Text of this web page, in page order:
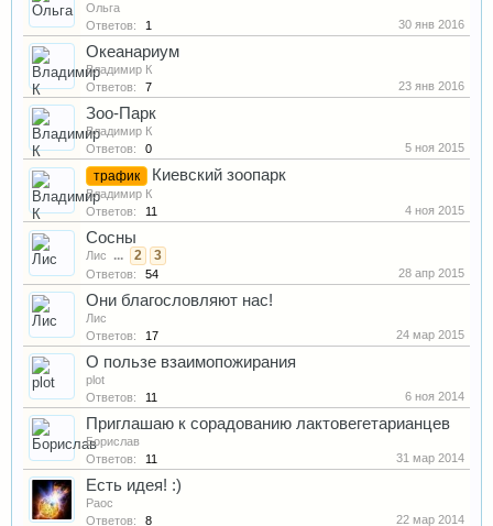
Ольга
Ответов:
1 30 янв 2016
Океанариум
Владимир К
Ответов:
7 23 янв 2016
Зоо-Парк
Владимир К
Ответов:
0 5 ноя 2015
трафик Киевский зоопарк
Владимир К
Ответов:
11 4 ноя 2015
Сосны
Лис ... 2 3
Ответов: 54 28 апр 2015
Они благословляют нас!
Лис
Ответов:
17 24 мар 2015
О пользе взаимопожирания
plot
Ответов:
11 6 ноя 2014
Приглашаю к сорадованию лактовегетарианцев
Борислав
Ответов:
11 31 мар 2014
Есть идея! :)
Раос
Ответов:
8 22 мар 2014